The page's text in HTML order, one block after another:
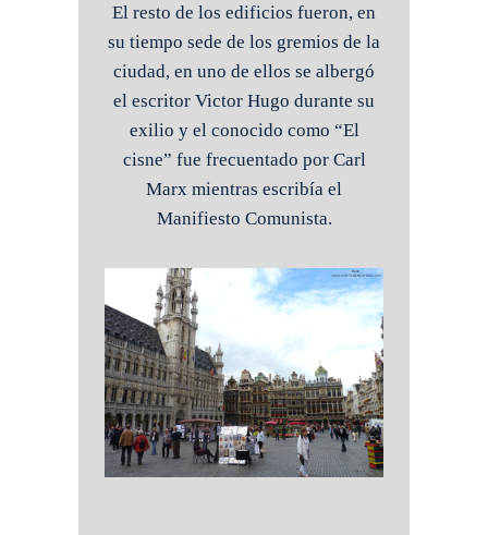
El resto de los edificios fueron, en
su tiempo sede de los gremios de la
ciudad, en uno de ellos se albergó
el escritor Victor Hugo durante su
exilio y el conocido como “El
cisne” fue frecuentado por Carl
Marx mientras escribía el
Manifiesto Comunista.